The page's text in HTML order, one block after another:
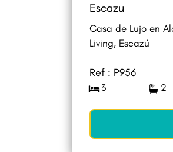
Escazu
Casa de Lujo en
Living, Escazú
Ref : P956
3 2